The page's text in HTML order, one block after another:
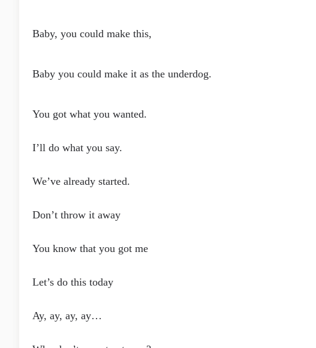
Baby, you could make this,
Baby you could make it as the underdog.
You got what you wanted.
I’ll do what you say.
We’ve already started.
Don’t throw it away
You know that you got me
Let’s do this today
Ay, ay, ay, ay…